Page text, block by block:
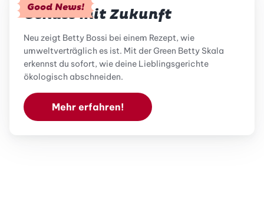
Good News!
Genuss mit Zukunft
Neu zeigt Betty Bossi bei einem Rezept, wie
umweltverträglich es ist. Mit der Green Betty Skala
erkennst du sofort, wie deine Lieblingsgerichte
ökologisch abschneiden.
Mehr erfahren!